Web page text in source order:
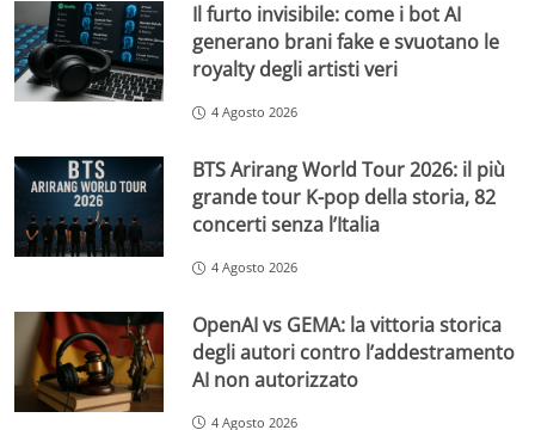
Il furto invisibile: come i bot AI
generano brani fake e svuotano le
royalty degli artisti veri
4 Agosto 2026
BTS Arirang World Tour 2026: il più
grande tour K-pop della storia, 82
concerti senza l’Italia
4 Agosto 2026
OpenAI vs GEMA: la vittoria storica
degli autori contro l’addestramento
AI non autorizzato
4 Agosto 2026